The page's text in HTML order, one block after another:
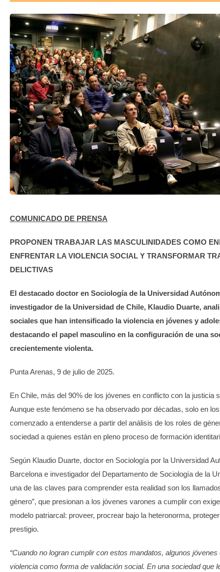
VIDEOS
GALERIA DE FOTOS
APP MÓVIL
TRANSPARENCIA
COMUNICADO DE PRENSA
PROPONEN TRABAJAR LAS MASCULINIDADES COMO
ENFRENTAR LA VIOLENCIA SOCIAL Y TRANSFORMAR
DELICTIVAS
El destacado doctor en Sociología de la Universidad
investigador de la Universidad de Chile, Klaudio Duarte,
sociales que han intensificado la violencia en jóvenes y
destacando el papel masculino en la configuración de una
crecientemente violenta.
Punta Arenas, 9 de julio de 2025.
En Chile, más del 90% de los jóvenes en conflicto con la justicia
Aunque este fenómeno se ha observado por décadas, solo en
comenzado a entenderse a partir del análisis de los roles de
sociedad a quienes están en pleno proceso de formación
Según Klaudio Duarte, doctor en Sociología por la Universidad
Barcelona e investigador del Departamento de Sociología de la
una de las claves para comprender esta realidad son los
género”, que presionan a los jóvenes varones a cumplir con
modelo patriarcal: proveer, procrear bajo la heteronorma,
prestigio.
“Cuando no logran cumplir con estos mandatos, algunos jóvenes
violencia como forma de validación social. En una sociedad que